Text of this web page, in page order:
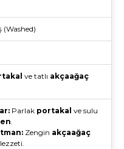
(Washed)
ve tatlı akçaağaç
Parlak portakal ve sulu
.
Zengin akçaağaç
lezzeti.